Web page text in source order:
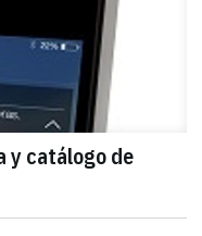
y catálogo de